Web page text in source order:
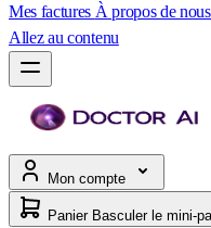
Mes factures À propos de
Allez au contenu
Mon compte
Panier